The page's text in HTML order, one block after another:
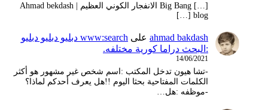
[…] Big Bang الانفجار الكوني العظيم | Ahmad bekdash
blog […]
ahmad bakdash على
www:search دبليو دبليو دبليو
:البحث دراما كورية مختلفه.
14/06/2021
-تشا هيون تدخل المكتب :اسم شخص غير مشهور هو أكثر
الكلمات المفتاحية بحثا اليوم !!هل يعرف أحدكم لماذا؟
-موظفه :هل…